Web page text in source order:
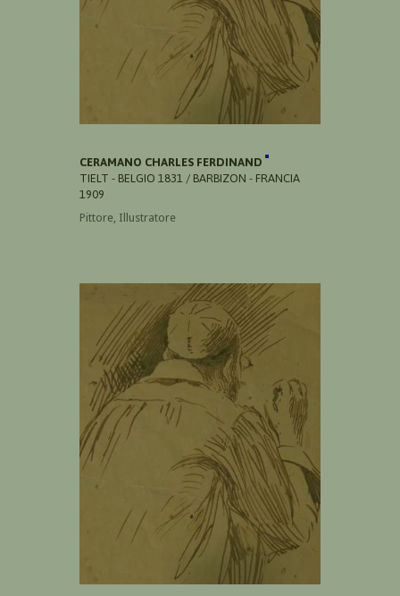
CERAMANO CHARLES FERDINAND
TIELT - BELGIO 1831 / BARBIZON - FRANCIA
1909
Pittore, Illustratore